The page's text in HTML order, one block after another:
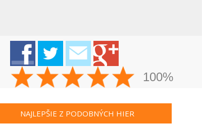
100%
NAJLEPŠIE Z PODOBNÝCH HIER